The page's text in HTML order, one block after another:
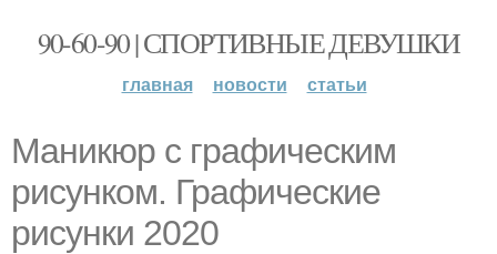
90-60-90 | СПОРТИВНЫЕ ДЕВУШКИ
главная новости статьи
Маникюр с графическим
рисунком. Графические
рисунки 2020